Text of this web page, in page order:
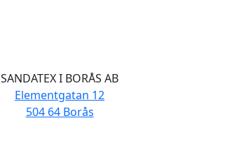
SANDATEX I BORÅS AB
Elementgatan 12
504 64 Borås